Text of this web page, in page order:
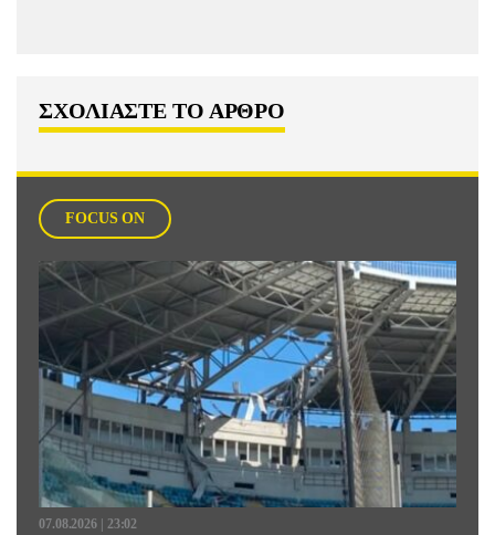
ΣΧΟΛΙΑΣΤΕ ΤΟ ΑΡΘΡΟ
FOCUS ON
07.08.2026 | 23:02